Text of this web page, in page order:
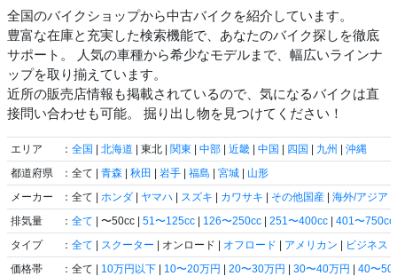
全国のバイクショップから中古バイクを紹介しています。
豊富な在庫と充実した検索機能で、あなたのバイク探しを徹底
サポート。 人気の車種から希少なモデルまで、幅広いラインナ
ップを取り揃えています。
近所の販売店情報も掲載されているので、気になるバイクは直
接問い合わせも可能。 掘り出し物を見つけてください！
エリア ： 全国 | 北海道 | 東北 | 関東 | 中部 | 近畿 | 中国 | 四国 | 九州 | 沖縄
都道府県
：全て | 青森 | 秋田 | 岩手 | 福島 | 宮城 | 山形
メーカー
：全て | ホンダ | ヤマハ | スズキ | カワサキ | その他国産 | 海外/アジア
排気量
： 全て | 〜50cc | 51〜125cc | 126〜250cc | 251〜400cc | 401〜750cc
タイプ
： 全て | スクーター | オンロード | オフロード | アメリカン | ビジネス
価格帯
：全て | 10万円以下 | 10〜20万円 | 20〜30万円 | 30〜40万円 | 40〜50